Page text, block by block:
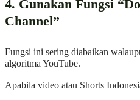
4. Gunakan Fungsi
Channel”
Fungsi ini sering diabaikan
algoritma YouTube.
Apabila video atau Shorts